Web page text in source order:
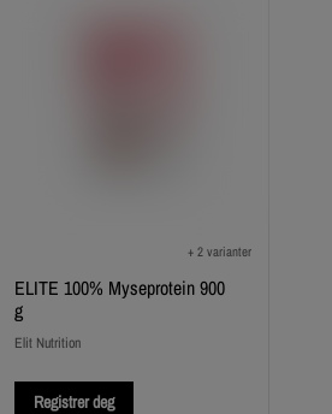
ELITE 100% Myseprotein 900
g
+ 2 varianter
Elit Nutrition
Registrer deg